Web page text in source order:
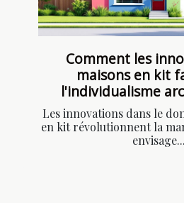
Comment les
maisons en kit
l'individualisme
Les innovations dans le
en kit révolutionnent la
envisage...